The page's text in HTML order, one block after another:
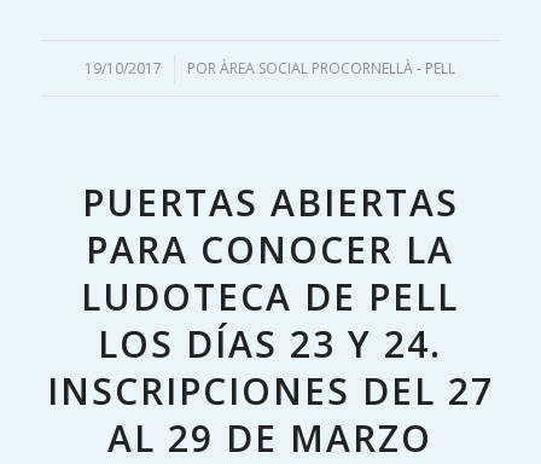
19/10/2017
/ PORÀREA SOCIAL PROCORNELLÀ - PELL
PUERTAS ABIERTAS
PARA CONOCER LA
LUDOTECA DE PELL
LOS DÍAS 23 Y 24.
INSCRIPCIONES DEL 27
AL 29 DE MARZO